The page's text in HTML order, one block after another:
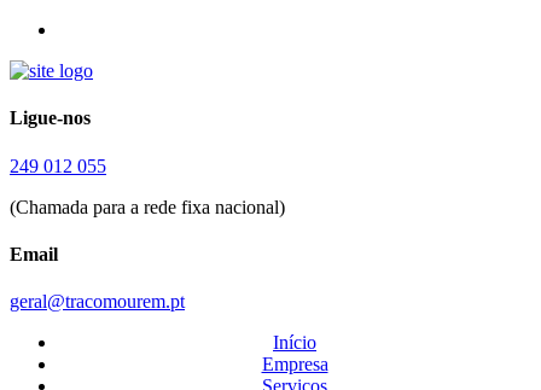
Ligue-nos
249 012 055
(Chamada para a rede fixa nacional)
Email
geral@tracomourem.pt
Início
Empresa
Serviços